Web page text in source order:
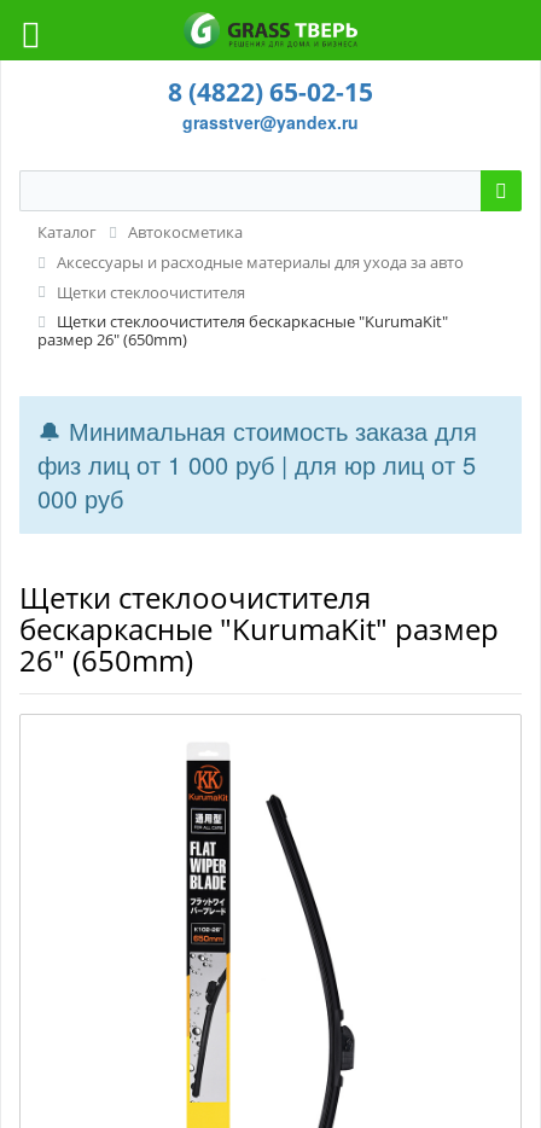
8 (4822) 65-02-15
grasstver@yandex.ru
Каталог
Автокосметика
Аксессуары и расходные материалы для ухода за авто
Щетки стеклоочистителя
Щетки стеклоочистителя бескаркасные "KurumaKit"
размер 26" (650mm)
🔔 Минимальная стоимость заказа для
физ лиц от 1 000 руб | для юр лиц от 5
000 руб
Щетки стеклоочистителя
бескаркасные "KurumaKit" размер
26" (650mm)